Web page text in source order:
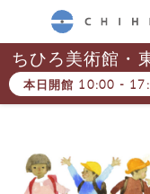
CHIHIRO ART
ちひろ美術館・
本日開館 10:00 -